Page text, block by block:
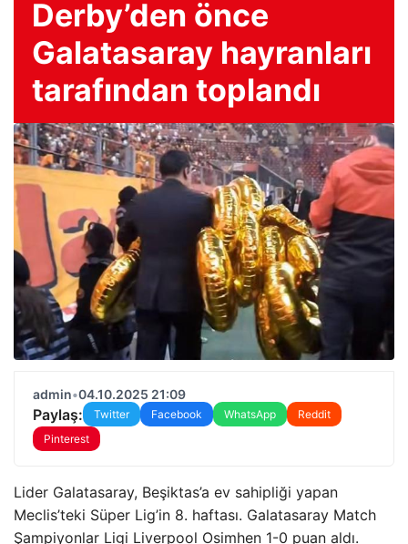
Derby’den önce
Galatasaray hayranları
tarafından toplandı
admin•04.10.2025 21:09
Paylaş: Twitter Facebook WhatsApp
Reddit
Pinterest
Lider Galatasaray, Beşiktas’a ev sahipliği yapan
Meclis’teki Süper Lig’in 8. haftası. Galatasaray Match
Şampiyonlar Ligi Liverpool Osimhen 1-0 puan aldı.